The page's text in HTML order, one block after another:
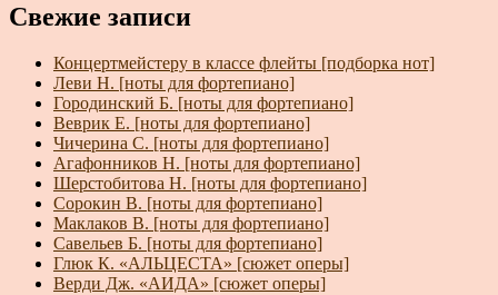
Свежие записи
Концертмейстеру в классе флейты [подборка нот]
Леви Н. [ноты для фортепиано]
Городинский Б. [ноты для фортепиано]
Веврик Е. [ноты для фортепиано]
Чичерина С. [ноты для фортепиано]
Агафонников Н. [ноты для фортепиано]
Шерстобитова Н. [ноты для фортепиано]
Сорокин В. [ноты для фортепиано]
Маклаков В. [ноты для фортепиано]
Савельев Б. [ноты для фортепиано]
Глюк К. «АЛЬЦЕСТА» [сюжет оперы]
Верди Дж. «АИДА» [сюжет оперы]